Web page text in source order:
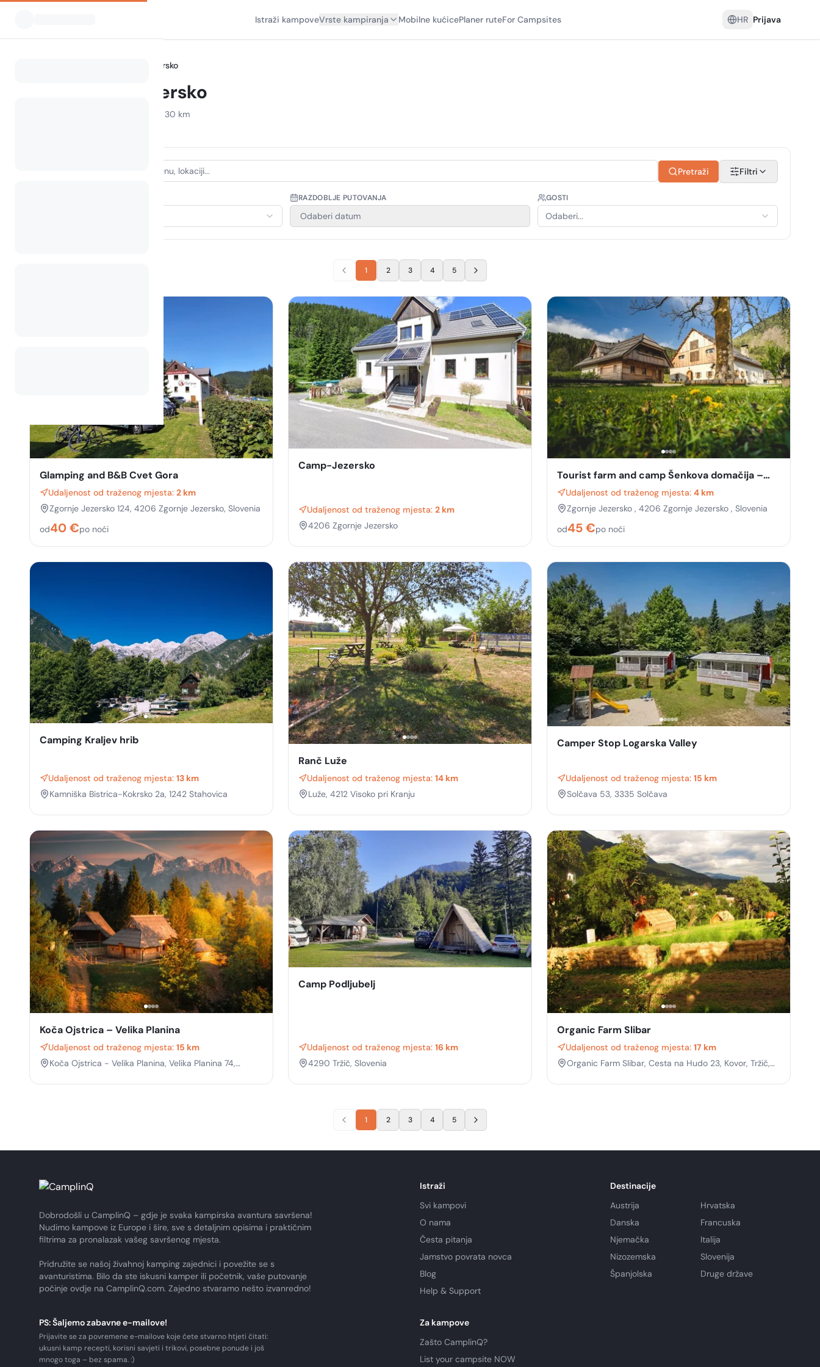
Istraži kampoveVrste kampiranja Mobilne kućicePlaner ruteFor Campsites HR Prijava
Jezersko
Camping Jezersko
Prikazani kampovi u radijusu od 30 km
Pretraži Filtri
RAZDOBLJE PUTOVANJA
Odaberi datum
GOSTI
Odaberi...
1 2 3 4 5
Glamping and B&B Cvet Gora
Udaljenost od traženog mjesta: 2 km
Zgornje Jezersko 124, 4206 Zgornje Jezersko, Slovenia
od40€po noći
Camp-Jezersko
Udaljenost od traženog mjesta: 2 km
4206 Zgornje Jezersko
Tourist farm and camp Šenkova domačija –
Jezersko
Udaljenost od traženog mjesta: 4 km
Zgornje Jezersko , 4206 Zgornje Jezersko , Slovenia
od45€po noći
Camping Kraljev hrib
Udaljenost od traženog mjesta: 13 km
Kamniška Bistrica-Kokrsko 2a, 1242 Stahovica
Ranč Luže
Udaljenost od traženog mjesta: 14 km
Luže, 4212 Visoko pri Kranju
Camper Stop Logarska Valley
Udaljenost od traženog mjesta: 15 km
Solčava 53, 3335 Solčava
Koča Ojstrica – Velika Planina
Udaljenost od traženog mjesta: 15 km
Koča Ojstrica - Velika Planina, Velika Planina 74,
Camp Podljubelj
Udaljenost od traženog mjesta: 16 km
4290 Tržič, Slovenia
Organic Farm Slibar
Udaljenost od traženog mjesta: 17 km
Organic Farm Slibar, Cesta na Hudo 23, Kovor, Tržič,
1 2 3 4 5
Dobrodošli u CamplinQ – gdje je svaka kampirska avantura savršena!
Nudimo kampove iz Europe i šire, sve s detaljnim opisima i praktičnim
filtrima za pronalazak vašeg savršenog mjesta.
Pridružite se našoj živahnoj kamping zajednici i povežite se s
avanturistima. Bilo da ste iskusni kamper ili početnik, vaše putovanje
počinje ovdje na CamplinQ.com. Zajedno stvaramo nešto izvanredno!
Istraži
Svi kampovi
O nama
Česta pitanja
Jamstvo povrata novca
Blog
Help & Support
Destinacije
Austrija
Hrvatska
Danska
Francuska
Njemačka
Italija
Nizozemska
Slovenija
Španjolska
Druge države
PS: Šaljemo zabavne e-mailove!
Prijavite se za povremene e-mailove koje ćete stvarno htjeti čitati:
ukusni kamp recepti, korisni savjeti i trikovi, posebne ponude i još
mnogo toga – bez spama. :)
Za kampove
Zašto CamplinQ?
List your campsite NOW